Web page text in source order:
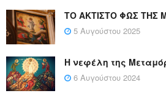
ΤΟ ΑΚΤΙΣΤΟ ΦΩΣ ΤΗΣ
5 Αυγούστου 2025
Η νεφέλη της
6 Αυγούστου 2024